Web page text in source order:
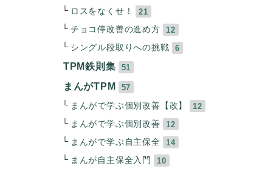
ロスをなくせ！
21
チョコ停改善の進め方
12
シングル段取りへの挑戦
6
TPM鉄則集 51
まんがTPM 57
まんがで学ぶ個別改善【改】
12
まんがで学ぶ個別改善
12
まんがで学ぶ自主保全
14
まんが自主保全入門
10